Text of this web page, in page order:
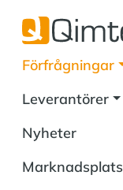
Förfrågningar
Leverantörer
Nyheter
Marknadsplats